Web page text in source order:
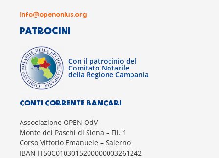
info@openonlus.org
PATROCINI
Con il patrocinio del
Comitato Notarile
della Regione Campania
CONTI CORRENTE BANCARI
Associazione OPEN OdV
Monte dei Paschi di Siena – Fil. 1
Corso Vittorio Emanuele – Salerno
IBAN IT50C0103015200000003261242